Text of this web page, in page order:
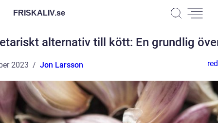
FRISKALIV.se
alternativ till kött: En grundlig
2023 Jon Larsson